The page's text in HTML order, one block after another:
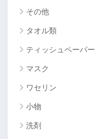
その他
タオル類
ティッシュペーパー
マスク
ワセリン
小物
洗剤